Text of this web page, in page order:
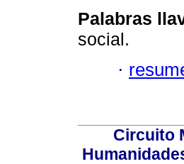
Palabras
social.
·
Circuito